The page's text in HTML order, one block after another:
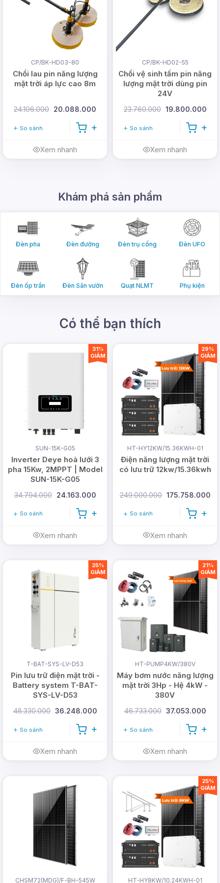
Sản phẩm nguồn gốc xuất xứ rõ ràng
Bảo hành 2 - 3 năm, đổi trả trong 12 tháng đầu
Luôn được kiểm tra chất lượng trước khi bàn
giao
Công ty nhập khẩu trực tiếp tại nhà máy
Trụ sở: 26/1B Ấp Nam Lân, Xã Bà Điểm,
TP Hồ Chí Minh
Hotline:
0978.126.123
- CSKH/Bảo hành:
1900.099901
- Doanh nghiệp:(028)
999.99.123
Email:vn@dmtsolar.com-
Web: www.dmtsolar.com -
www.dmtsolar.vn
CP/BK-HD03-80
Chổi lau pin năng lượng
mặt trời áp lực cao 8m
24.106.000 20.088.000
So sánh
Xem nhanh
CP/BK-HD02-55
Chổi vệ sinh tấm pin năng
lượng mặt trời dùng pin
24V
23.760.000 19.800.000
So sánh
Xem nhanh
Khám phá sản phẩm
Đèn pha Đèn đường Đèn trụ cổng Đèn UFO
Đèn ốp trần Đèn Sân vườn Quạt NLMT Phụ kiện
Có thể bạn thích
SUN-15K-G05
Inverter Deye hoà lưới 3
pha 15Kw, 2MPPT | Model
SUN-15K-G05
34.794.000 24.163.000
So sánh
Xem nhanh
31%
GIẢM
HT-HY12KW/15.36KWH-01
Điện năng lượng mặt trời
có lưu trữ 12kw/15.36kwh
249.000.000 175.758.000
So sánh
Xem nhanh
29%
GIẢM
T-BAT-SYS-LV-D53
Pin lưu trữ điện mặt trời -
Battery system T-BAT-
SYS-LV-D53
48.330.000 36.248.000
So sánh
Xem nhanh
25%
GIẢM
HT-PUMP4KW/380V
Máy bơm nước năng lượng
mặt trời 3Hp - Hệ 4kW -
380V
46.733.000 37.053.000
So sánh
Xem nhanh
21%
GIẢM
CHSM72(MDG)/F-BH-545W HT-HY8KW/10.24KWH-01
25%
GIẢM